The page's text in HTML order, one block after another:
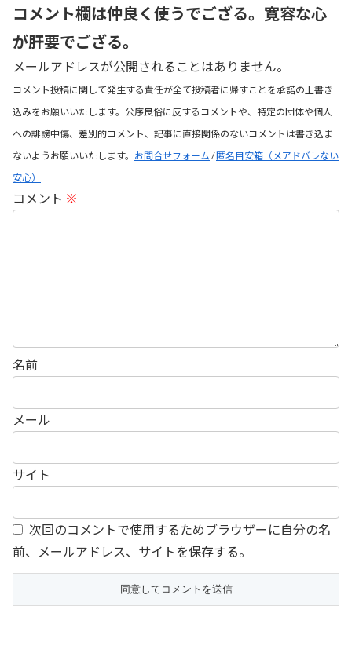
コメント欄は仲良く使うでござる。寛容な心
が肝要でござる。
メールアドレスが公開されることはありません。
コメント投稿に関して発生する責任が全て投稿者に帰すことを承諾の上書き
込みをお願いいたします。公序良俗に反するコメントや、特定の団体や個人
への誹謗中傷、差別的コメント、記事に直接関係のないコメントは書き込ま
ないようお願いいたします。 お問合せフォーム /匿名目安箱（メアドバレない
安心）
コメント ※
名前
メール
サイト
次回のコメントで使用するためブラウザーに自分の名
前、メールアドレス、サイトを保存する。